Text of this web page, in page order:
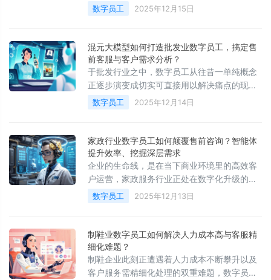
为能够提升组织效能以及员工体验的关键工
具。它并非只是单纯地去替代人力，它是借助
数字员工 2025年12月15日
混元大模型如何打造批发业数字员工，搞定售
前客服与客户需求分析？
于批发行业之中，数字员工从往昔一单纯概念
正逐步演变成切实可直接用以解决痛点的现实
工具。此等基于大语言模型及其他AI技术所构
建而成的智能体，已然能够深度切入至业务流
数字员工 2025年12月14日
家政行业数字员工如何颠覆售前咨询？智能体
提升效率、挖掘深层需求
企业的生命线，是在当下商业环境里的高效客
户运营，家政服务行业正处在数字化升级的关
键当口，数字员工的引入，尤其是类似快企微
数字员工这般的智能体，正将行业的服务与销
数字员工 2025年12月13日
制鞋业数字员工如何解决人力成本高与客服精
细化难题？
制鞋企业此刻正遭遇着人力成本不断攀升以及
客户服务需精细化处理的双重难题，数字员工